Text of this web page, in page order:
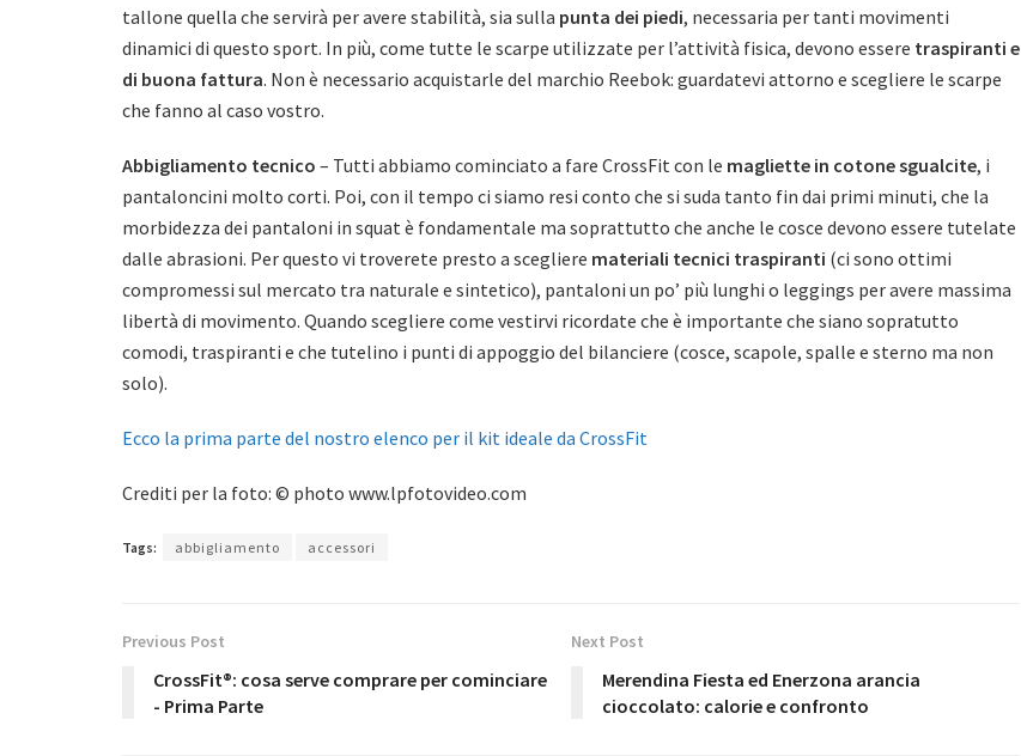
tallone quella che servirà per avere stabilità, sia sulla punta dei piedi, necessaria per tanti movimenti
dinamici di questo sport. In più, come tutte le scarpe utilizzate per l’attività fisica, devono essere traspiranti e
di buona fattura. Non è necessario acquistarle del marchio Reebok: guardatevi attorno e scegliere le scarpe
che fanno al caso vostro.
Abbigliamento tecnico – Tutti abbiamo cominciato a fare CrossFit con le magliette in cotone sgualcite, i
pantaloncini molto corti. Poi, con il tempo ci siamo resi conto che si suda tanto fin dai primi minuti, che la
morbidezza dei pantaloni in squat è fondamentale ma soprattutto che anche le cosce devono essere tutelate
dalle abrasioni. Per questo vi troverete presto a scegliere materiali tecnici traspiranti (ci sono ottimi
compromessi sul mercato tra naturale e sintetico), pantaloni un po’ più lunghi o leggings per avere massima
libertà di movimento. Quando scegliere come vestirvi ricordate che è importante che siano sopratutto
comodi, traspiranti e che tutelino i punti di appoggio del bilanciere (cosce, scapole, spalle e sterno ma non
solo).
Ecco la prima parte del nostro elenco per il kit ideale da CrossFit
Crediti per la foto: © photo www.lpfotovideo.com
Tags: abbigliamento accessori
Previous Post
CrossFit®: cosa serve comprare per cominciare
- Prima Parte
Next Post
Merendina Fiesta ed Enerzona arancia
cioccolato: calorie e confronto